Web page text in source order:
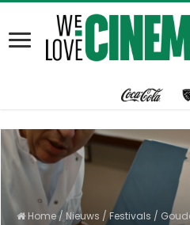
Home/ Nieuws / Festivals /